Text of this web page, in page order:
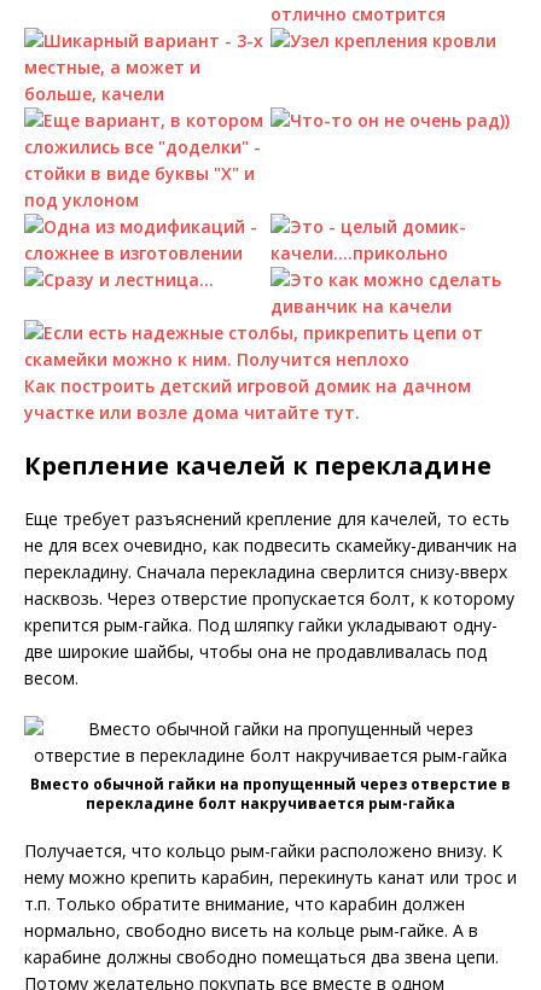
Как построить детский игровой домик на дачном
участке или возле дома читайте тут.
Крепление качелей к перекладине
Еще требует разъяснений крепление для качелей, то есть
не для всех очевидно, как подвесить скамейку-диванчик на
перекладину. Сначала перекладина сверлится снизу-вверх
насквозь. Через отверстие пропускается болт, к которому
крепится рым-гайка. Под шляпку гайки укладывают одну-
две широкие шайбы, чтобы она не продавливалась под
весом.
Вместо обычной гайки на пропущенный через отверстие в
перекладине болт накручивается рым-гайка
Получается, что кольцо рым-гайки расположено внизу. К
нему можно крепить карабин, перекинуть канат или трос и
т.п. Только обратите внимание, что карабин должен
нормально, свободно висеть на кольце рым-гайке. А в
карабине должны свободно помещаться два звена цепи.
Потому желательно покупать все вместе в одном